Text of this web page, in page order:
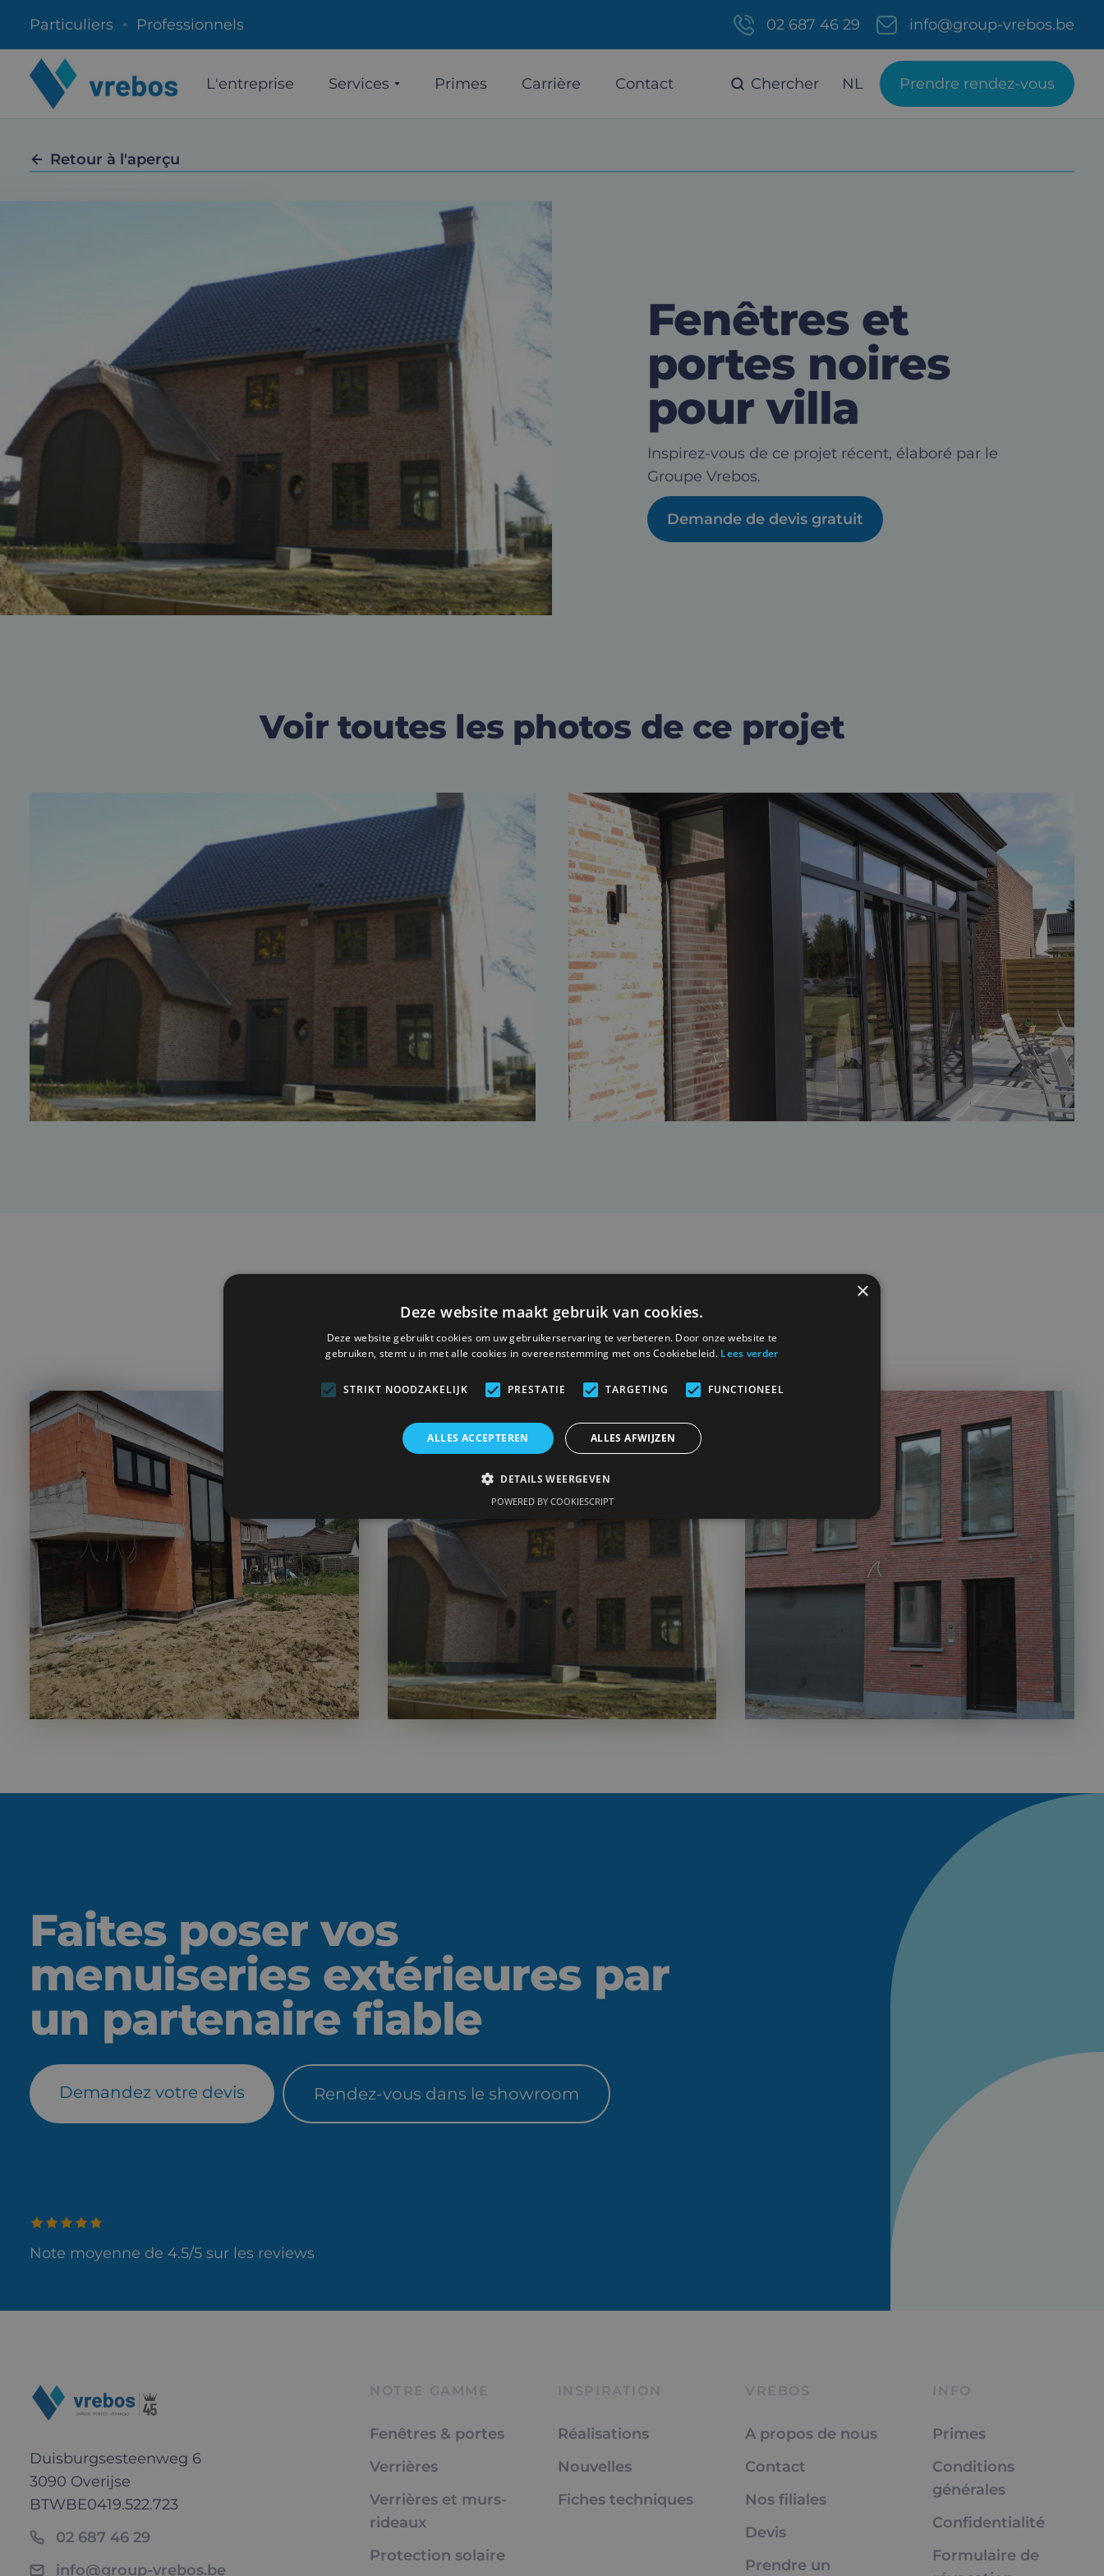
Particuliers Professionnels 02 687 46 29 info@group-vrebos.be
L'entreprise Services Primes Carrière Contact Chercher NL Prendre rendez-vous
Retour à l'aperçu
Fenêtres et
portes noires
pour villa
Inspirez-vous de ce projet récent, élaboré par le
Groupe Vrebos.
Demande de devis gratuit
Voir toutes les photos de ce projet
Projets pertinents
Faites poser vos
menuiseries extérieures par
un partenaire fiable
Demandez votre devis Rendez-vous dans le showroom
Note moyenne de 4.5/5 sur les reviews
Duisburgsesteenweg 6
3090 Overijse
BTWBE0419.522.723
02 687 46 29
info@group-vrebos.be
NOTRE GAMME
Fenêtres & portes
Verrières
Verrières et murs-
rideaux
Protection solaire
INSPIRATION
Réalisations
Nouvelles
Fiches techniques
VREBOS
A propos de nous
Contact
Nos filiales
Devis
Prendre un
INFO
Primes
Conditions
générales
Confidentialité
Formulaire de
×
Deze website maakt gebruik van cookies.
Deze website gebruikt cookies om uw gebruikerservaring te verbeteren. Door onze website te
gebruiken, stemt u in met alle cookies in overeenstemming met ons Cookiebeleid. Lees verder
STRIKT NOODZAKELIJK PRESTATIE TARGETING FUNCTIONEEL
ALLES ACCEPTEREN ALLES AFWIJZEN
DETAILS WEERGEVEN
POWERED BY COOKIESCRIPT